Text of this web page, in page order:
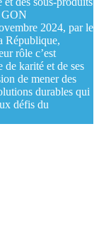
GON
2024, par le
République,
rôle c’est
karité et de ses
de mener des
durables qui
défis du